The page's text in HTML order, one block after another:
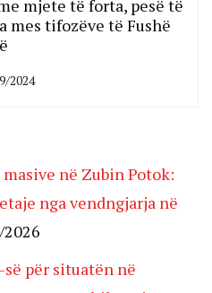
mjete të forta, pesë të
mes tifozëve të Fushë
2024
në Zubin Potok:
nga vendngjarja në
për situatën në